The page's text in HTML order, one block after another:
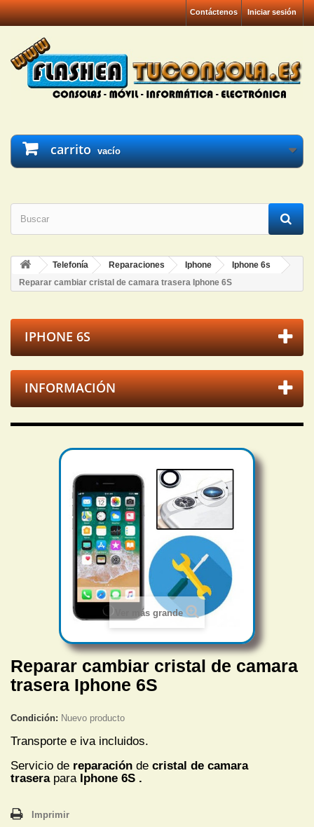
Iniciar sesión
Contáctenos
carrito vacío
Telefonía Reparaciones Iphone
Iphone 6s
Reparar cambiar cristal de camara trasera Iphone 6S
IPHONE 6S
INFORMACIÓN
Ver más grande
Reparar cambiar cristal de camara
trasera Iphone 6S
Condición: Nuevo producto
Transporte e iva incluidos.
Servicio de reparación de cristal de camara
trasera para Iphone 6S .
Imprimir